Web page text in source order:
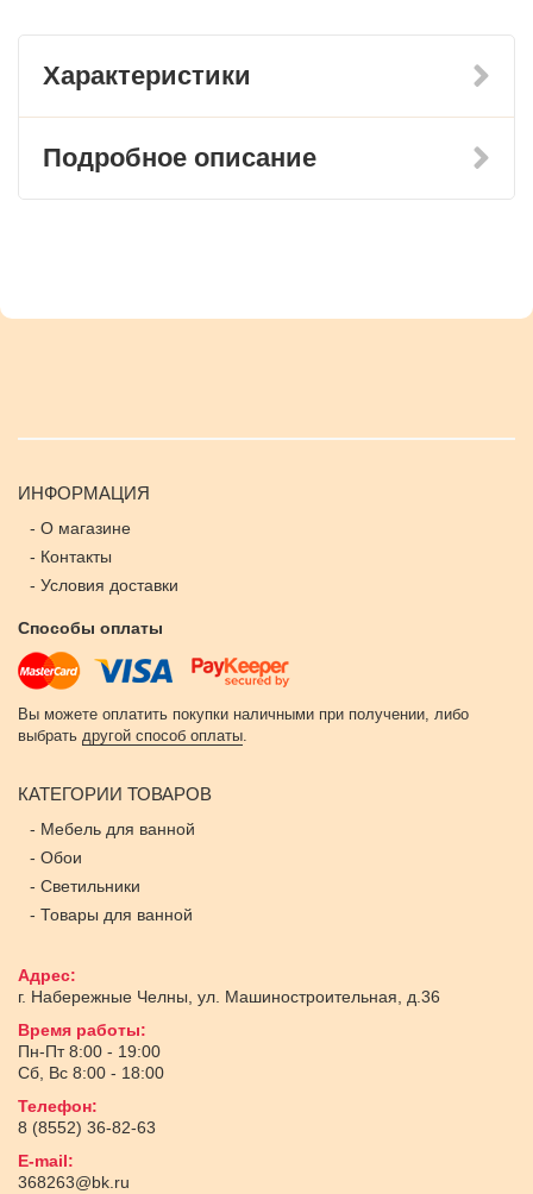
Характеристики
Подробное описание
ИНФОРМАЦИЯ
- О магазине
- Контакты
- Условия доставки
Способы оплаты
Вы можете оплатить покупки наличными при получении, либо
выбрать другой способ оплаты.
КАТЕГОРИИ ТОВАРОВ
- Мебель для ванной
- Обои
- Светильники
- Товары для ванной
Адрес:
г. Набережные Челны ул. Машиностроительная, д.36
Время работы:
Пн-Пт 8:00 - 19:00
Сб, Вс 8:00 - 18:00
Телефон:
8 (8552) 36-82-63
E-mail:
368263@bk.ru